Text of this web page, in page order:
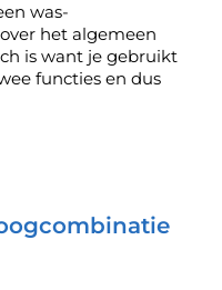
was-
het algemeen
is want je gebruikt
functies en dus